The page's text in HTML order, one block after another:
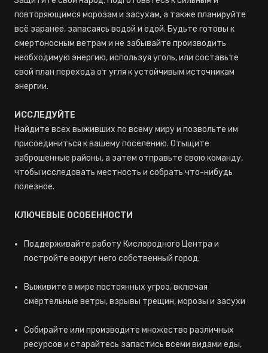
повторяющимся морозам и засухам, а также планируйте
всё заранее, запасаясь водой и едой. Будьте готовы к
смертоносным ветрам и не забывайте производить
необходимую энергию, используя уголь, или составьте
свой план перехода от угля к устойчивым источникам
энергии.
ИССЛЕДУЙТЕ
Найдите всех выживших по всему миру и позвольте им
присоединиться к вашему поселению. Отыщите
заброшенные районы, а затем отправьте свою команду,
чтобы исследовать местность и собрать что-нибудь
полезное.
КЛЮЧЕВЫЕ ОСОБЕННОСТИ
Поддерживайте работу Кислородного Центра и
постройте вокруг него собственный город.
Выживите в мире постоянных угроз, включая
смертельные ветры, взрывы трещин, морозы и засухи
Собирайте или производите множество различных
ресурсов и старайтесь запастись всеми видами еды,